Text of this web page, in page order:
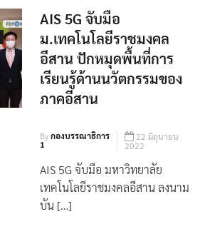
AIS 5G จับมือ
ม.เทคโนโลยีราชมงคล
อีสาน ปักหมุดพื้นที่การ
เรียนรู้ด้านนวัตกรรมของ
ภาคอีสาน
Byกองบรรณาธิการ
1
22 มิถุนายน
2022
AIS 5G จับมือ มหาวิทยาลัย
เทคโนโลยีราชมงคลอีสาน ลงนาม
บัน […]